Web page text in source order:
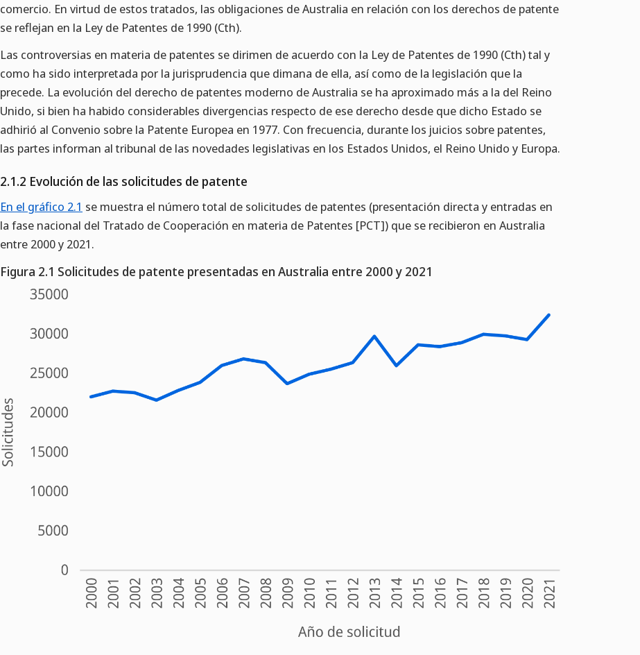
comercio. En virtud de estos tratados, las obligaciones de Australia en relación con los derechos de patente
se reflejan en la Ley de Patentes de 1990 (Cth).
Las controversias en materia de patentes se dirimen de acuerdo con la Ley de Patentes de 1990 (Cth) tal y
como ha sido interpretada por la jurisprudencia que dimana de ella, así como de la legislación que la
precede. La evolución del derecho de patentes moderno de Australia se ha aproximado más a la del Reino
Unido, si bien ha habido considerables divergencias respecto de ese derecho desde que dicho Estado se
adhirió al Convenio sobre la Patente Europea en 1977. Con frecuencia, durante los juicios sobre patentes,
las partes informan al tribunal de las novedades legislativas en los Estados Unidos, el Reino Unido y Europa.
2.1.2 Evolución de las solicitudes de patente
En el gráfico 2.1 se muestra el número total de solicitudes de patentes (presentación directa y entradas en
la fase nacional del Tratado de Cooperación en materia de Patentes [PCT]) que se recibieron en Australia
entre 2000 y 2021.
Figura 2.1 Solicitudes de patente presentadas en Australia entre 2000 y 2021